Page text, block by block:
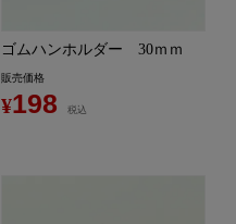
ゴムハンホルダー 30ｍｍ
販売価格
¥198 税込